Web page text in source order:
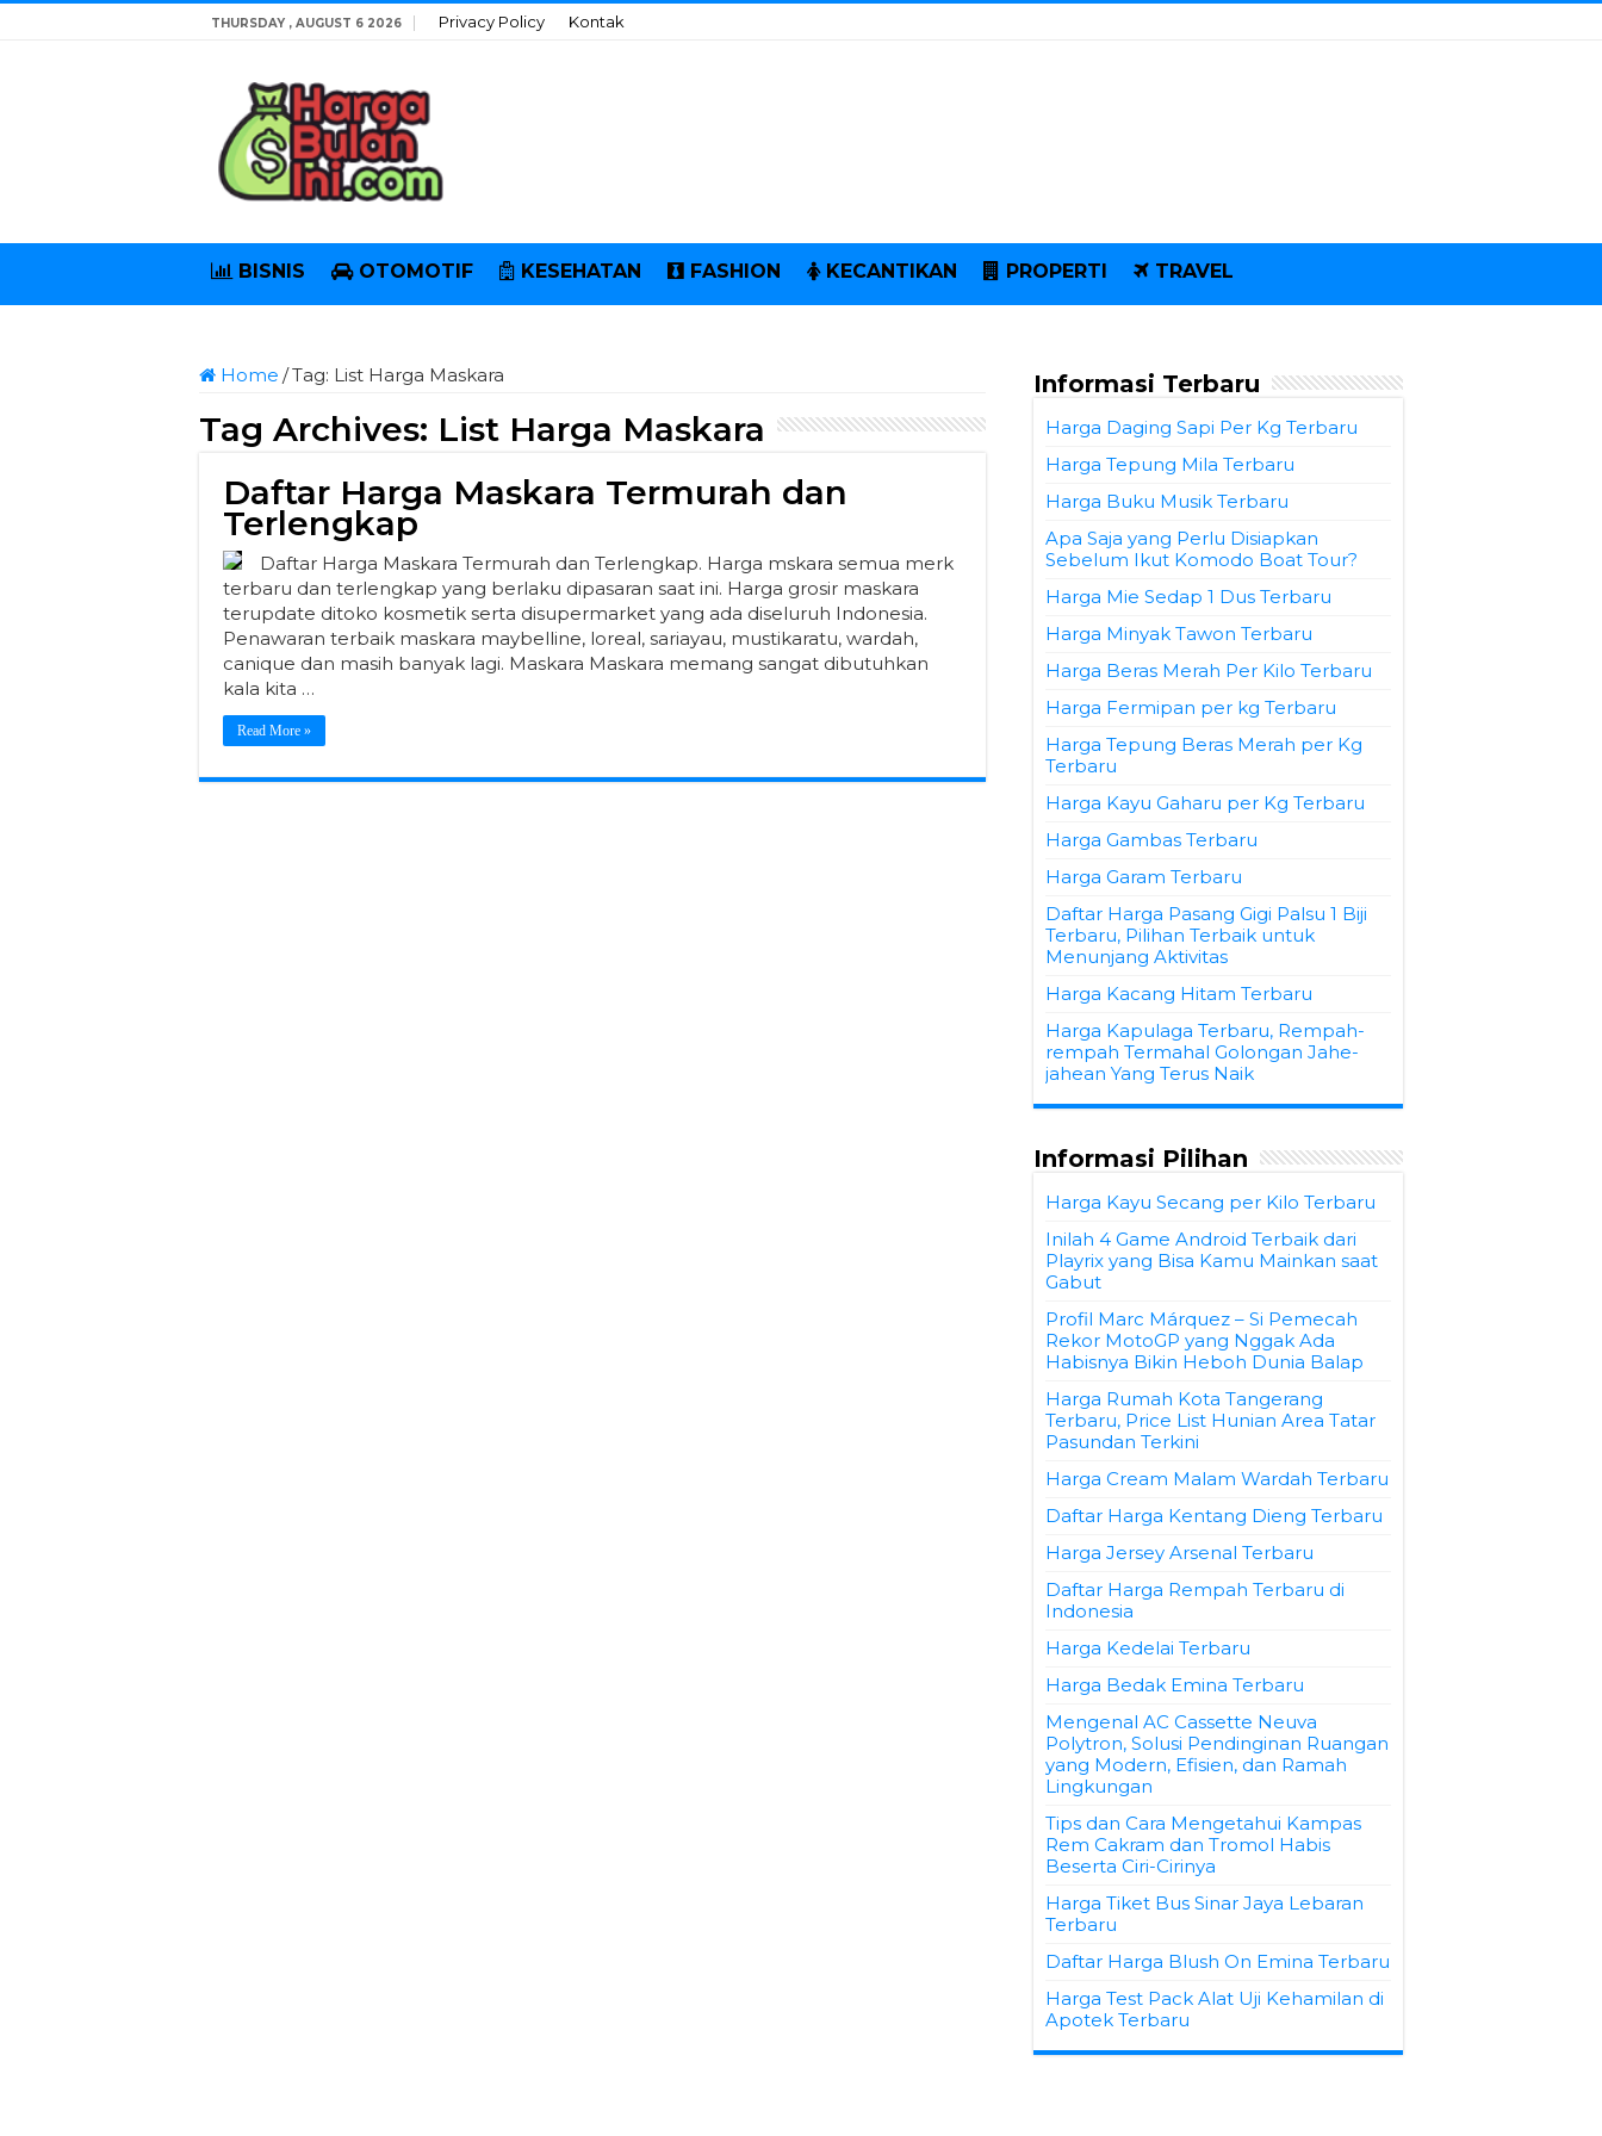
THURSDAY , AUGUST 6 2026 Privacy Policy Kontak
BISNIS OTOMOTIF KESEHATAN FASHION KECANTIKAN PROPERTI TRAVEL
Home /Tag: List Harga Maskara
Tag Archives: List Harga Maskara
Daftar Harga Maskara Termurah dan
Terlengkap
Daftar Harga Maskara Termurah dan Terlengkap. Harga mskara semua merk
terbaru dan terlengkap yang berlaku dipasaran saat ini. Harga grosir maskara
terupdate ditoko kosmetik serta disupermarket yang ada diseluruh Indonesia.
Penawaran terbaik maskara maybelline, loreal, sariayau, mustikaratu, wardah,
canique dan masih banyak lagi. Maskara Maskara memang sangat dibutuhkan
kala kita …
Read More »
Informasi Terbaru
Harga Daging Sapi Per Kg Terbaru
Harga Tepung Mila Terbaru
Harga Buku Musik Terbaru
Apa Saja yang Perlu Disiapkan
Sebelum Ikut Komodo Boat Tour?
Harga Mie Sedap 1 Dus Terbaru
Harga Minyak Tawon Terbaru
Harga Beras Merah Per Kilo Terbaru
Harga Fermipan per kg Terbaru
Harga Tepung Beras Merah per Kg
Terbaru
Harga Kayu Gaharu per Kg Terbaru
Harga Gambas Terbaru
Harga Garam Terbaru
Daftar Harga Pasang Gigi Palsu 1 Biji
Terbaru, Pilihan Terbaik untuk
Menunjang Aktivitas
Harga Kacang Hitam Terbaru
Harga Kapulaga Terbaru, Rempah-
rempah Termahal Golongan Jahe-
jahean Yang Terus Naik
Informasi Pilihan
Harga Kayu Secang per Kilo Terbaru
Inilah 4 Game Android Terbaik dari
Playrix yang Bisa Kamu Mainkan saat
Gabut
Profil Marc Márquez – Si Pemecah
Rekor MotoGP yang Nggak Ada
Habisnya Bikin Heboh Dunia Balap
Harga Rumah Kota Tangerang
Terbaru, Price List Hunian Area Tatar
Pasundan Terkini
Harga Cream Malam Wardah Terbaru
Daftar Harga Kentang Dieng Terbaru
Harga Jersey Arsenal Terbaru
Daftar Harga Rempah Terbaru di
Indonesia
Harga Kedelai Terbaru
Harga Bedak Emina Terbaru
Mengenal AC Cassette Neuva
Polytron, Solusi Pendinginan Ruangan
yang Modern, Efisien, dan Ramah
Lingkungan
Tips dan Cara Mengetahui Kampas
Rem Cakram dan Tromol Habis
Beserta Ciri-Cirinya
Harga Tiket Bus Sinar Jaya Lebaran
Terbaru
Daftar Harga Blush On Emina Terbaru
Harga Test Pack Alat Uji Kehamilan di
Apotek Terbaru